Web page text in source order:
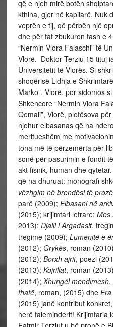
që e njeh mirë botën
kthina, gjer në kapilarë. Nuk
veprën e tij, që përbën një
dhe për fat zbukuron tash e
“Nermin Vlora Falaschi” të
Vlorë. Doktor Terziu 15 tituj
Universitetit të Vlorës. Si
shoqërisë Lidhja e
Marko”, Vlorë, por sidomos
Shkencore “Nermin Vlora
Qemali”, Vlorë, plotësova
njohur elbasanas që na
meritueshëm me
tona më të përzemërta për
sonë për pasurimin e fondit
akt fisnik, human dhe
që na dhuruat: monografi
vëzhgim në brendësi të
parë (2009); Elbasani në
(2015); krijimtari letrare: Mos
2013); Djalli i Argadasit,
tregime (2009); Lumenjtë e
(2012); Grykës, roman
(2012); Borxh ajrit, poezi
(2013); Kojrillat, roman
(2014); Xhungël mendimesh,
thatë, roman, (2015) dhe
(2015) janë kontribut
herë faleminderit! Krijimtaria